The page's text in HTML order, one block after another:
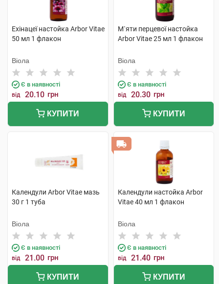
Ехінацеї настойка Arbor Vitae
50 мл 1 флакон
Віола
Є в наявності
від 20.10 грн
КУПИТИ
М`яти перцевої настойка
Arbor Vitae 25 мл 1 флакон
Віола
Є в наявності
від 20.30 грн
КУПИТИ
Календули Arbor Vitae мазь
30 г 1 туба
Віола
Є в наявності
від 21.00 грн
КУПИТИ
Календули настойка Arbor
Vitae 40 мл 1 флакон
Віола
Є в наявності
від 21.40 грн
КУПИТИ